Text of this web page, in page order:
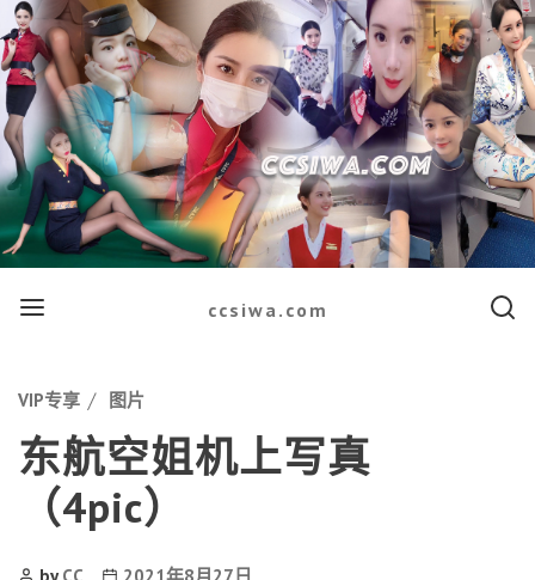
Menu ccsiwa.com Search
Categories
VIP专享 图片
东航空姐机上写真
（4pic）
Post
Post